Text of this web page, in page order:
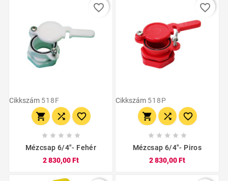
Cikkszám 518F
  
    
Mézcsap 6/4"- Fehér
2 830,00 Ft
favorite_border
Cikkszám 518P
  
    
Mézcsap 6/4"- Piros
2 830,00 Ft
favorite_border